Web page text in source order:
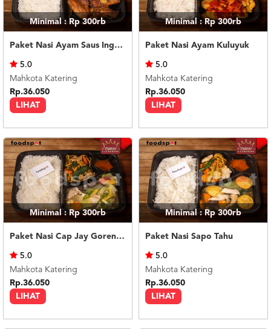
Minimal : Rp 300rb
Paket Nasi Ayam Saus Inggris
LIHAT
5.0
Mahkota Katering
Rp.36.050
Minimal : Rp 300rb
Paket Nasi Ayam Kuluyuk
LIHAT
5.0
Mahkota Katering
Rp.36.050
Minimal : Rp 300rb
Paket Nasi Cap Jay Goreng Ayam
LIHAT
5.0
Mahkota Katering
Rp.36.050
Minimal : Rp 300rb
Paket Nasi Sapo Tahu
LIHAT
5.0
Mahkota Katering
Rp.36.050